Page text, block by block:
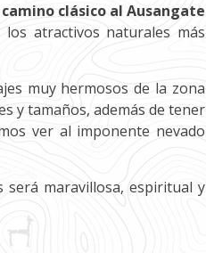
camino clásico al Ausangate
atractivos naturales más
muy hermosos de la zona
y tamaños, además de tener
ver al imponente nevado
será maravillosa, espiritual y